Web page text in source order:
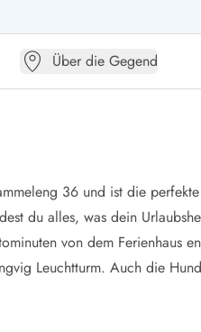
Über die Gegend
36 und ist die
du alles, was dein
von dem Ferienhaus
Leuchtturm. Auch die